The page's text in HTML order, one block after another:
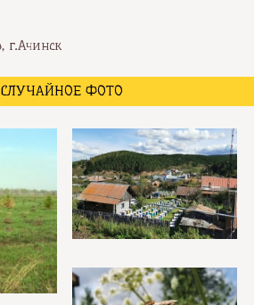
СЛУЧАЙНОЕ ФОТО